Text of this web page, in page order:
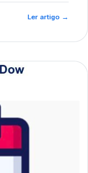
Ler artigo →